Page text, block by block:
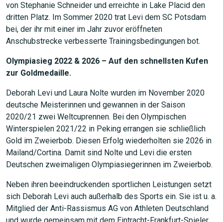
von Stephanie Schneider und erreichte in Lake Placid den
dritten Platz. Im Sommer 2020 trat Levi dem SC Potsdam
bei, der ihr mit einer im Jahr zuvor eröffneten
Anschubstrecke verbesserte Trainingsbedingungen bot.
Olympiasieg 2022 & 2026 – Auf den schnellsten Kufen
zur Goldmedaille.
Deborah Levi und Laura Nolte wurden im November 2020
deutsche Meisterinnen und gewannen in der Saison
2020/21 zwei Weltcuprennen. Bei den Olympischen
Winterspielen 2021/22 in Peking errangen sie schließlich
Gold im Zweierbob. Diesen Erfolg wiederholten sie 2026 in
Mailand/Cortina. Damit sind Nolte und Levi die ersten
Deutschen zweimaligen Olympiasiegerinnen im Zweierbob.
Neben ihren beeindruckenden sportlichen Leistungen setzt
sich Deborah Levi auch außerhalb des Sports ein. Sie ist u. a.
Mitglied der Anti-Rassismus AG von Athleten Deutschland